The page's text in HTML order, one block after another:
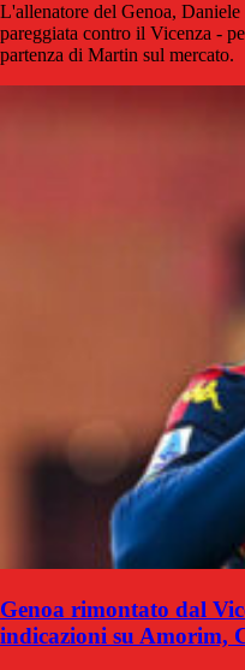
L'allenatore del Genoa,
pareggiata contro il Vicenza -
partenza di Martin sul mercato.
Genoa rimontato dal
indicazioni su Amorim,